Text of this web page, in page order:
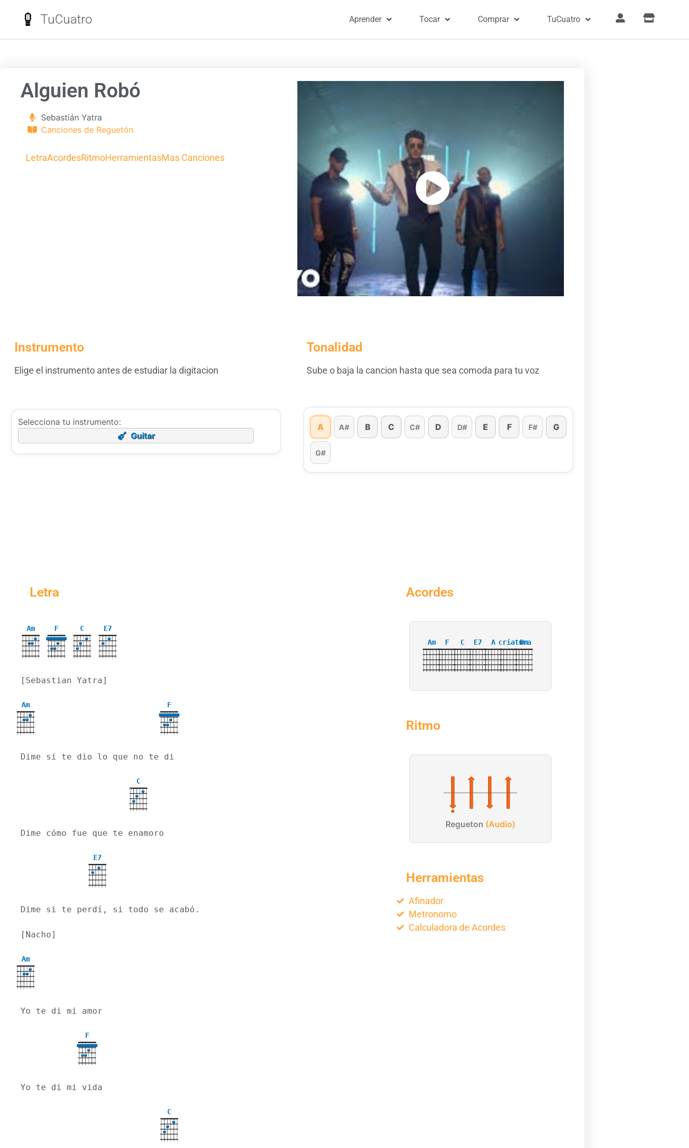
TuCuatro Aprender Tocar Comprar TuCuatro
Alguien Robó
Sebastián Yatra
Canciones de Reguetón
LetraAcordesRitmoHerramientasMas Canciones
Instrumento
Elige el instrumento antes de estudiar la digitacion
Selecciona tu instrumento:
Guitar
Tonalidad
Sube o baja la cancion hasta que sea comoda para tu voz
A A# B C C# D D# E F F# G
G#
Letra
Am F C
X
E7
[Sebastian Yatra]
Am F
Dime si te dio lo que no te di
C
X
Dime cómo fue que te enamoro
E7
Dime si te perdí, si todo se acabó.
[Nacho]
Am
Yo te di mi amor
F
Yo te di mi vida
C
X
Acordes
Am F C E7 A criatura
Dm
Ritmo
Regueton (Audio)
Herramientas
Afinador
Metronomo
Calculadora de Acordes